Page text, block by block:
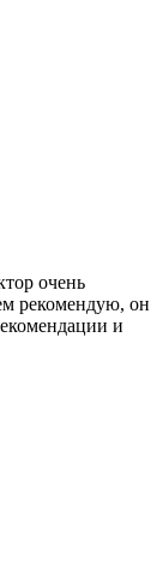
очень
рекомендую, он
и